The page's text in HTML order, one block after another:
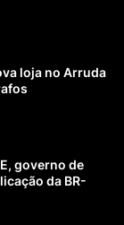
loja no Arruda
governo de
da BR-